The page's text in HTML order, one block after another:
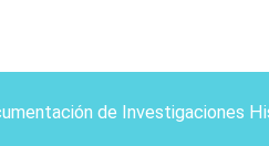
de Investigaciones